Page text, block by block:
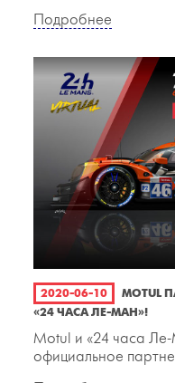
Подробнее
2020-06-10
MOTUL
«24 ЧАСА ЛЕ-МАН»!
Motul и «24 часа
официальное